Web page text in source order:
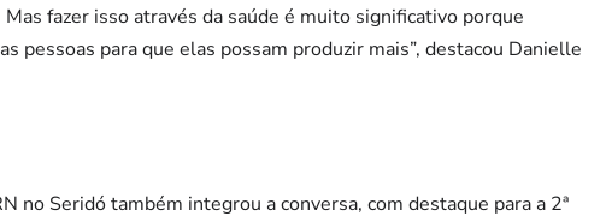
fazer isso através da saúde é muito significativo porque
pessoas para que elas possam produzir mais”, destacou Danielle
no Seridó também integrou a conversa, com destaque para a 2ª